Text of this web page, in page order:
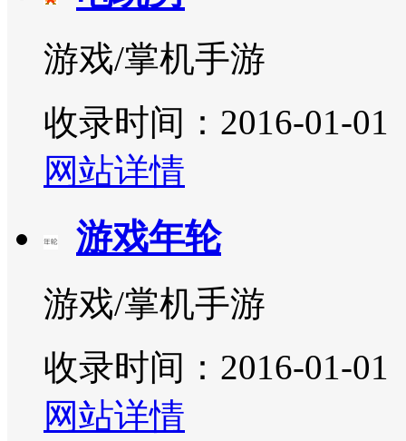
游戏/掌机手游
收录时间：2016-01-01
网站详情
游戏年轮
游戏/掌机手游
收录时间：2016-01-01
网站详情